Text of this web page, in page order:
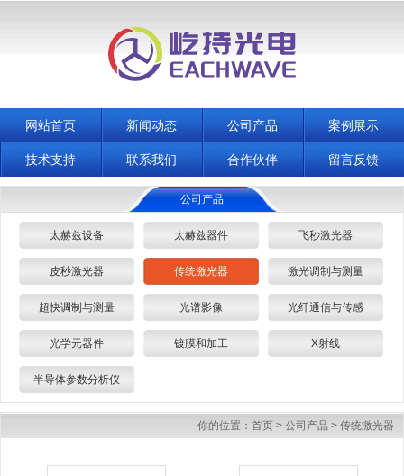
网站首页 新闻动态 公司产品 案例展示
技术支持 联系我们 合作伙伴 留言反馈
公司产品
太赫兹设备 太赫兹器件 飞秒激光器
皮秒激光器 传统激光器 激光调制与测量
超快调制与测量 光谱影像 光纤通信与传感
光学元器件 镀膜和加工 X射线
半导体参数分析仪
你的位置： 首页 > 公司产品 > 传统激光器